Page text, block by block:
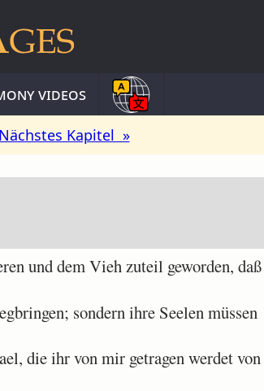
videos
Nächstes Kapitel »
und dem Vieh zuteil geworden, daß
sondern ihre Seelen müssen
die ihr von mir getragen werdet von